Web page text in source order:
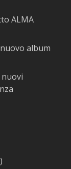
ALMA
album
nuovi